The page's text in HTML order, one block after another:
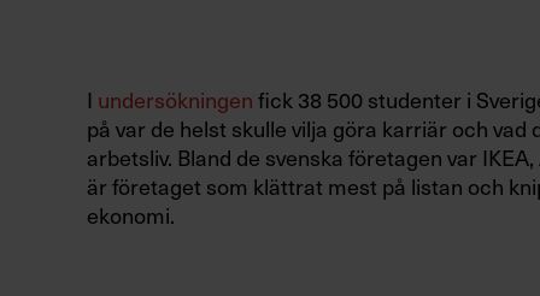
I undersökningenfick 38 500 studenter i
på var de helst skulle vilja göra karriär och
arbetsliv. Bland de svenska företagen var
är företaget som klättrat mest på listan och
ekonomi.